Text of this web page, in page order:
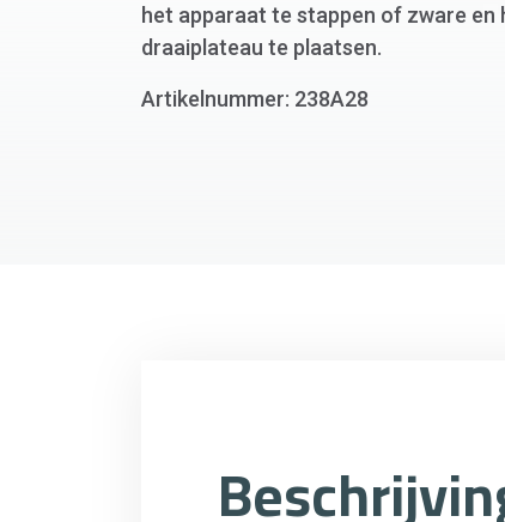
het apparaat te stappen of zware en
draaiplateau te plaatsen.
Artikelnummer: 238A28